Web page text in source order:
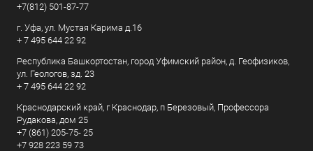
+7(812) 501-87-77
г. Уфа, ул. Мустая Карима д.16
+ 7 495 644 22 92
Республика Башкортостан, город Уфимский район, д. Геофизиков,
ул. Геологов, зд. 23
+ 7 495 644 22 92
Краснодарский край, г Краснодар, п Березовый, Профессора
Рудакова, дом 25
+7 (861) 205-75- 25
+7 928 223 59 73